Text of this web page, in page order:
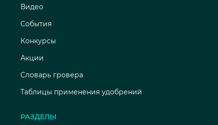
Видео
События
Конкурсы
Акции
Словарь гровера
Таблицы применения удобрений
РАЗДЕЛЫ